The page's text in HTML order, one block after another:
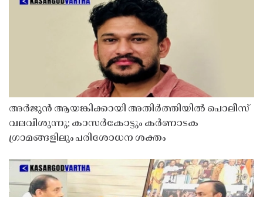
അർജുൻ ആയങ്കിക്കായി അതിർത്തിയിൽ പൊലീസ്
വലവീശുന്നു; കാസർകോട്ടും കർണാടക
ഗ്രാമങ്ങളിലും പരിശോധന ശക്തം